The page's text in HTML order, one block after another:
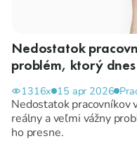
Nedostatok
problém, ktorý
1316x 15 apr 2026
Nedostatok pracovníkov
reálny a veľmi vážny
ho presne.